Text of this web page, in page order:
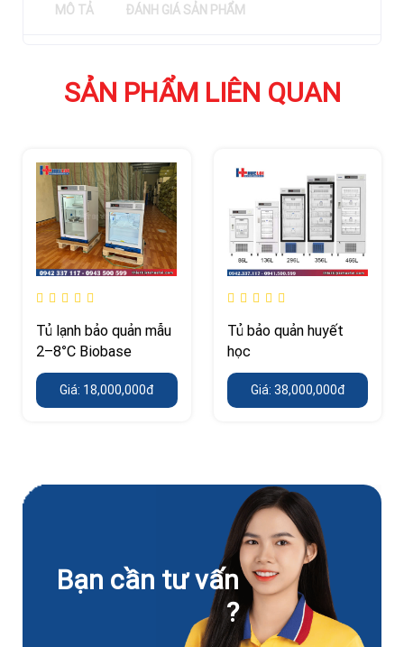
MÔ TẢ ĐÁNH GIÁ SẢN PHẨM
SẢN PHẨM LIÊN QUAN
Tủ lạnh bảo quản mẫu
2–8°C Biobase
Giá: 18,000,000đ
Tủ bảo quản huyết
học
Giá: 38,000,000đ
Bạn cần tư vấn
?